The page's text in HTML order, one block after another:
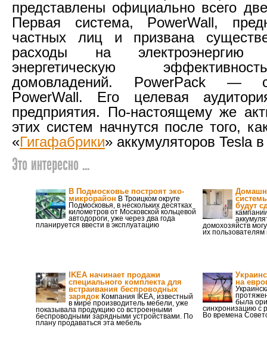
представлены официально всего
Первая система, PowerWall,
частных лиц и призвана
расходы на
энергетическую
домовладений. PowerPack —
PowerWall. Его целевая
предприятия. По-настоящему же
этих систем начнутся после того,
«Гигафабрики» аккумуляторов Tesla
Это интересно ...
В Подмосковье построят эко-
микрорайон В Троицком округе
Подмосковья, в нескольких десятках
километров от Московской кольцевой
автодороги, уже через два года
планируется ввести в эксплуатацию
будут
домохозяйств
их
IKEA начинает продажи
специального комплекта для
встраивания беспроводных
зарядок Компания IKEA, известный
в мире производитель мебели, уже
показывала продукцию со встроенными
беспроводными зарядными устройствами. По
плану продаваться эта мебель
на
была
синхронизацию с
Во времена